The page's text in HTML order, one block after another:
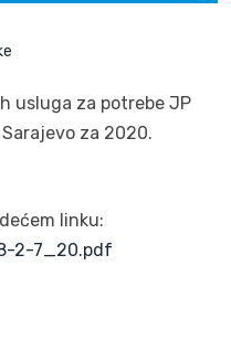
usluga za potrebe JP
Sarajevo za 2020.
linku:
2-7_20.pdf